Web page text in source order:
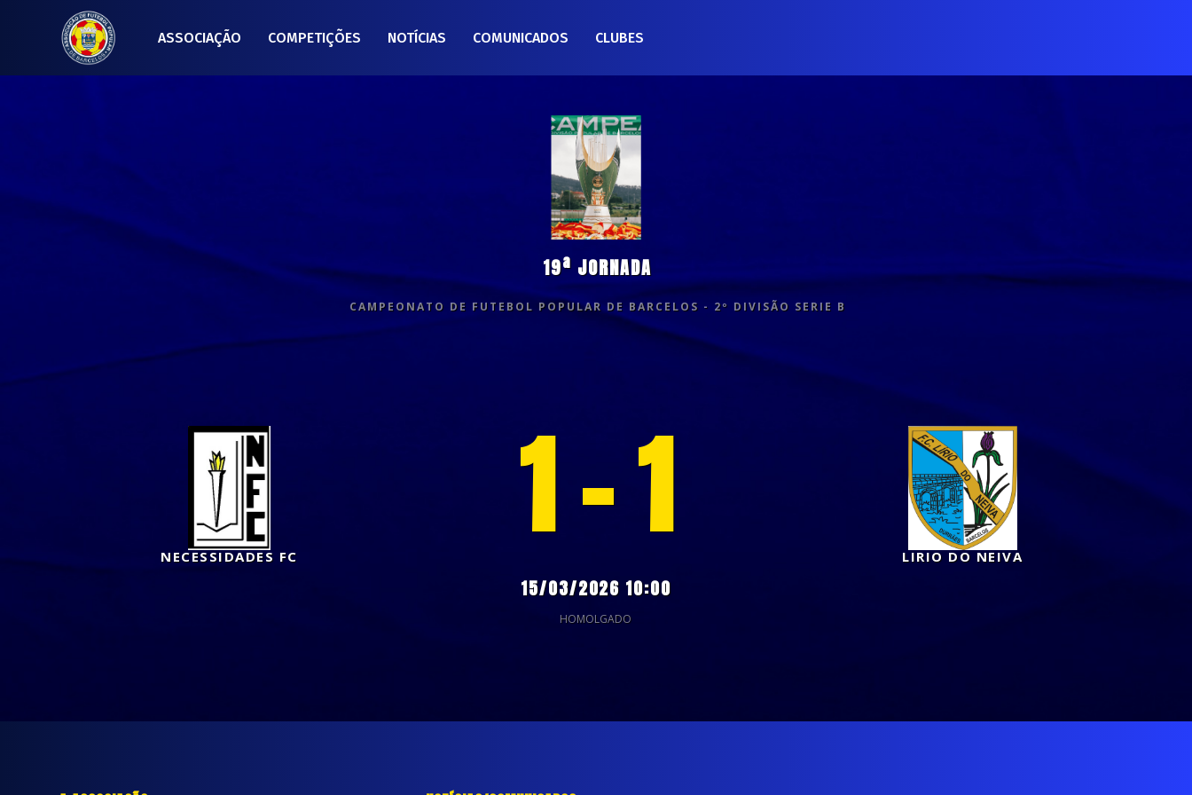
ASSOCIAÇÃO COMPETIÇÕES NOTÍCIAS COMUNICADOS CLUBES
19ª JORNADA
CAMPEONATO DE FUTEBOL POPULAR DE BARCELOS - 2º DIVISÃO SERIE B
NECESSIDADES FC 1 - 1
15/03/2026 10:00
HOMOLGADO
LIRIO DO NEIVA